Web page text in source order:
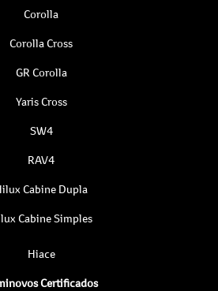
Corolla
Corolla Cross
GR Corolla
Yaris Cross
SW4
RAV4
Cabine Dupla
Cabine Simples
Hiace
Certificados